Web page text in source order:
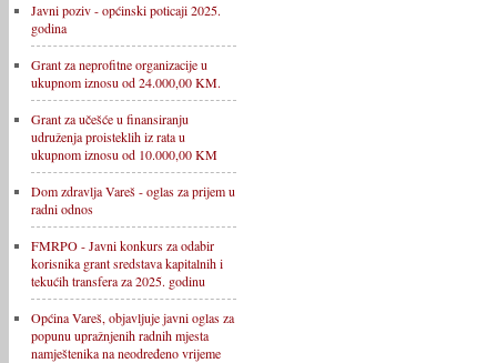
Javni poziv - općinski poticaji 2025.
godina
Grant za neprofitne organizacije u
ukupnom iznosu od 24.000,00 KM.
Grant za učešće u finansiranju
udruženja proisteklih iz rata u
ukupnom iznosu od 10.000,00 KM
Dom zdravlja Vareš - oglas za prijem u
radni odnos
FMRPO - Javni konkurs za odabir
korisnika grant sredstava kapitalnih i
tekućih transfera za 2025. godinu
Općina Vareš, objavljuje javni oglas za
popunu upražnjenih radnih mjesta
namještenika na neodređeno vrijeme